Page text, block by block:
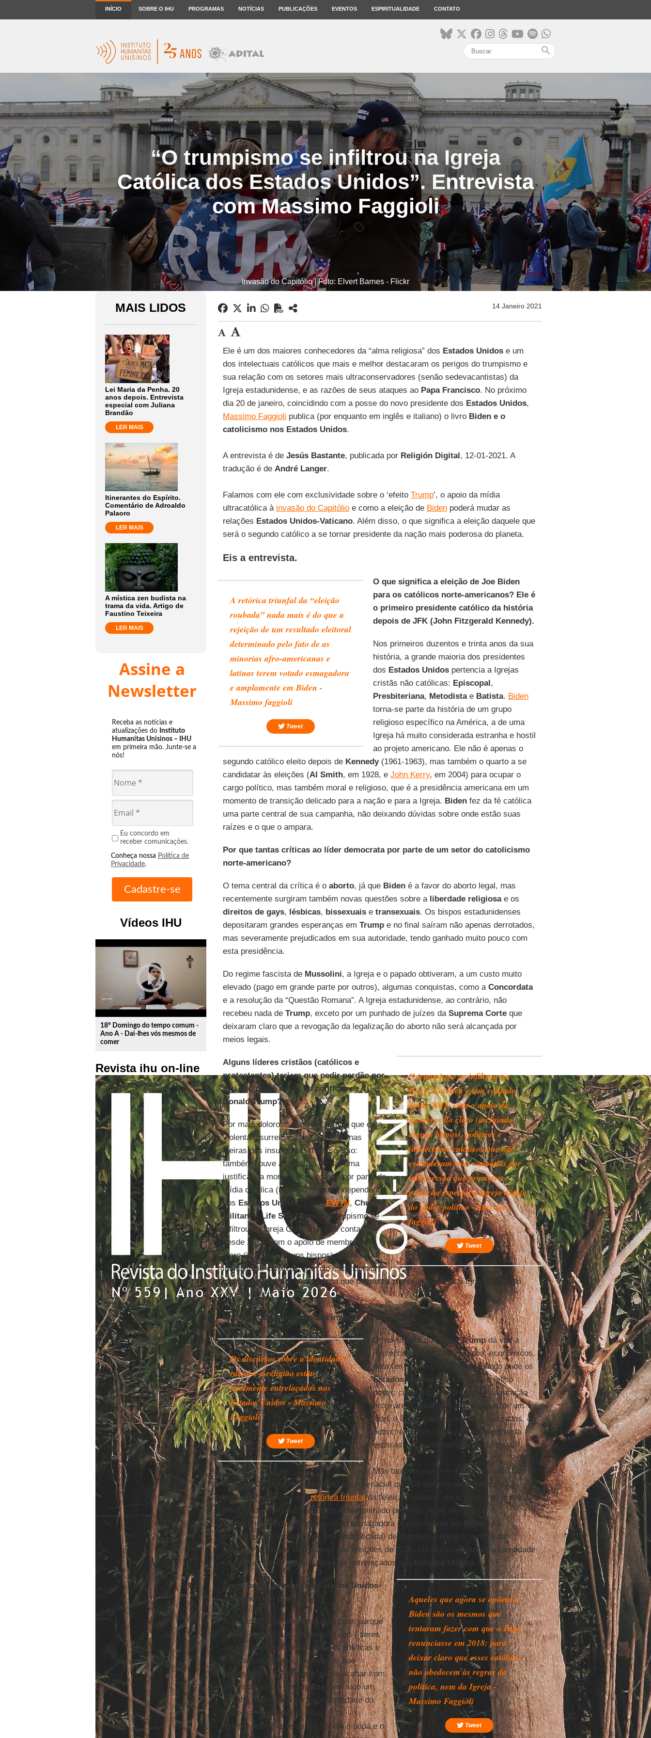
INÍCIO SOBRE O IHU PROGRAMAS NOTÍCIAS PUBLICAÇÕES EVENTOS ESPIRITUALIDADE CONTATO
search
“O trumpismo se infiltrou na Igreja
Católica dos Estados Unidos”. Entrevista
com Massimo Faggioli
Invasão do Capitólio | Foto: Elvert Barnes - Flickr
MAIS LIDOS
Lei Maria da Penha. 20
anos depois. Entrevista
especial com Juliana
Brandão
LER MAIS
Itinerantes do Espírito.
Comentário de Adroaldo
Palaoro
LER MAIS
A mística zen budista na
trama da vida. Artigo de
Faustino Teixeira
LER MAIS
Assine a
Newsletter
Receba as notícias e
atualizações do Instituto
Humanitas Unisinos – IHU
em primeira mão. Junte-se a
nós!
Eu concordo em
receber comunicações.
Conheça nossa Política de
Privacidade.
Vídeos IHU
play_circle_outline
18º Domingo do tempo comum -
Ano A - Dai-lhes vós mesmos de
comer
Revista ihu on-line
14 Janeiro 2021
Ele é um dos maiores conhecedores da “alma religiosa” dos Estados Unidose um
dos intelectuais católicos que mais e melhor destacaram os perigos do trumpismo e
sua relação com os setores mais ultraconservadores (senão sedevacantistas) da
Igreja estadunidense, e as razões de seus ataques ao Papa Francisco. No próximo
dia 20 de janeiro, coincidindo com a posse do novo presidente dos Estados Unidos,
Massimo Faggioli publica (por enquanto em inglês e italiano) o livro Biden e o
catolicismo nos Estados Unidos.
A entrevista é de Jesús Bastante, publicada por Religión Digital, 12-01-2021. A
tradução é de André Langer.
Falamos com ele com exclusividade sobre o ‘efeito Trump’, o apoio da mídia
ultracatólica à invasão do Capitólioe como a eleição de Bidenpoderá mudar as
relações Estados Unidos-Vaticano. Além disso, o que significa a eleição daquele que
será o segundo católico a se tornar presidente da nação mais poderosa do planeta.
Eis a entrevista.
A retórica triunfal da “eleição
roubada” nada mais é do que a
rejeição de um resultado eleitoral
determinado pelo fato de as
minorias afro-americanas e
latinas terem votado esmagadora
e amplamente em Biden -
Massimo faggioli
Tweet
O que significa a eleição de Joe Biden
para os católicos norte-americanos? Ele é
o primeiro presidente católico da história
depois de JFK (John Fitzgerald Kennedy).
Nos primeiros duzentos e trinta anos da sua
história, a grande maioria dos presidentes
dos Estados Unidospertencia a Igrejas
cristãs não católicas: Episcopal,
Presbiteriana, Metodistae Batista. Biden
torna-se parte da história de um grupo
religioso específico na América, a de uma
Igreja há muito considerada estranha e hostil
ao projeto americano. Ele não é apenas o
segundo católico eleito depois de Kennedy(1961-1963), mas também o quarto a se
candidatar às eleições (Al Smith, em 1928, e John Kerry, em 2004) para ocupar o
cargo político, mas também moral e religioso, que é a presidência americana em um
momento de transição delicado para a nação e para a Igreja. Bidenfez da fé católica
uma parte central de sua campanha, não deixando dúvidas sobre onde estão suas
raízes e o que o ampara.
Por que tantas críticas ao líder democrata por parte de um setor do catolicismo
norte-americano?
O tema central da crítica é o aborto, já que Bidené a favor do aborto legal, mas
recentemente surgiram também novas questões sobre a liberdade religiosae os
direitos de gays, lésbicas, bissexuaise transexuais. Os bispos estadunidenses
depositaram grandes esperanças em Trumpe no final saíram não apenas derrotados,
mas severamente prejudicados em sua autoridade, tendo ganhado muito pouco com
esta presidência.
Do regime fascista de Mussolini, a Igreja e o papado obtiveram, a um custo muito
elevado (pago em grande parte por outros), algumas conquistas, como a Concordata
e a resolução da “Questão Romana”. A Igreja estadunidense, ao contrário, não
recebeu nada de Trump, exceto por um punhado de juízes da Suprema Corte que
deixaram claro que a revogação da legalização do aborto não será alcançada por
meios legais.
O trumpismo se infiltrou na
Igreja Católica e tem contado,
desde 2015, com o apoio de
membros do clero (incluindo
alguns bispos), políticos e
intelectuais católicos que não
esconderam suas simpatias por
uma pessoa que prometeu
proteção especial à Igreja diante
do poder político - Massimo
faggioli
Tweet
Alguns líderes cristãos (católicos e
protestantes) teriam que pedir perdão por
seu apoio, até o fim, às políticas de
Donald Trump?
Por mais doloroso que seja admitir que esta
violenta insurreição teve católicos nas
fileiras dos insurgentes. Não só isso:
também houve a tentativa de dar uma
justificativa moral a esse ataque por parte da
mídia católica (mais ou menos independente)
dos Estados Unidos , comoEWTN, Church
Militant e Life Site News
. O trumpismo se
infiltrou na Igreja Católica e tem contado,
desde 2015, com o apoio de membros do
clero (incluindo alguns bispos), políticos e
intelectuais católicos que não esconderam
suas simpatias por uma pessoa que prometeu proteção especial à Igreja diante do
poder político.
Houve ‘razões de fé’ após a invasão do Capitólio?
Os discursos sobre a identidade
racial e a religião estão
totalmente entrelaçados nos
Estados Unidos - Massimo
Faggioli
Tweet
O movimento que apoiaTrumpdá voz a
ressentimentos de vários tipos: econômicos,
para um país em declínio no mundo onde os
Estados Unidos não são mais o único
poder; culturais, pela crescente separação
entre áreas urbanas e suburbanas, de um
lado, e áreas rurais e desindustrializadas, de
outro; religiosos, para a luta desenfreada
entre as almas religiosas e secularistas.
Mas também existe – e este é o novo fator
desde 2008 – um ressentimento étnico e racial que sai das margens e entra na
corrente hegemônica. Aretórica triunfalda “eleição roubada” nada mais é do que a
rejeição de um resultado eleitoral determinado pelo fato de as minorias afro-
americanas e latinas terem votado esmagadora e amplamente em
. As
tentativas dos republicanos (há uma década) de frustrar os direitos de voto das
minorias falharam, pelo menos nas eleições de 2020. Os discursos sobre a identidade
racial e a religião estão totalmente entrelaçados nos
Estados Unidos
Aqueles que agora se opõem a
Biden são os mesmos que
tentaram fazer com que o Papa
renunciasse em 2018: para
deixar claro que esses católicos
não obedecem às regras da
política, nem da Igreja -
Massimo Faggioli
Tweet
Como serão as relações Estados Unidos-
Vaticano com Biden?
Acredito que as relações serão boas porque
tanto o Papa quanto
Biden
são dois líderes
em um momento de dificuldades políticas e
culturais nas duas comunidades que
representam. OVaticano
queria acabar com
a presidência de
Trump , que tem sido um
desafio muito sério para a estabilidade do
Sistema Internacional. Mas
independentemente de quem seja o papa e o